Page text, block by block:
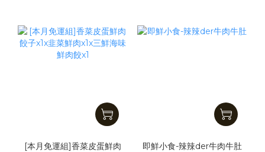
[本月免運組]香菜皮蛋鮮肉
即鮮小食-辣辣der牛肉牛肚